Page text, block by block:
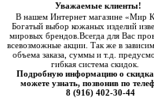
Уважаемые клиенты!
В нашем Интернет магазине «Мир
Богатый выбор кожаных изделий
мировых брендов.Всегда для Вас
всевозможные акции. Так же в
объема заказа, суммы и т.д.
гибкая система скидок.
Подробную информацию о
можете узнать, позвонив по
8 (916) 402-30-44